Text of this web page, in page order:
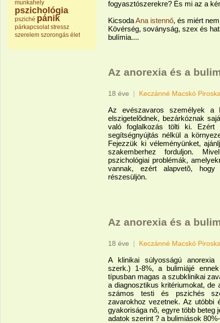
munkahely
pszichológia
psziché pánik
párkapcsolat stressz
szerelem szorongás élet
fogyasztószerekre? És mi az a
KicsodaAna istennő, és miért
Kövérség, soványság, szex és
bulímia....
Az anorexia és a
18 éve | Keczánné Macskó
Az evészavaros személyek a
elszigetelõdnek, bezárkóznak
való foglalkozás tölti ki.
segítségnyújtás nélkül a
Fejezzük ki véleményünket,
szakemberhez forduljon.
pszichológiai problémák,
vannak, ezért alapvetõ,
részesüljön.
Az anorexia és a
18 éve | Keczánné Macskó
A klinikai súlyosságú anorexia
szerk.) 1-8%, a bulimiájé
típusban magas a szubklinikai
a diagnosztikus kritériumokat, de
számos testi és pszichés
zavarokhoz vezetnek. Az utóbbi
gyakorisága nõ, egyre több
adatok szerint ? a bulimiások